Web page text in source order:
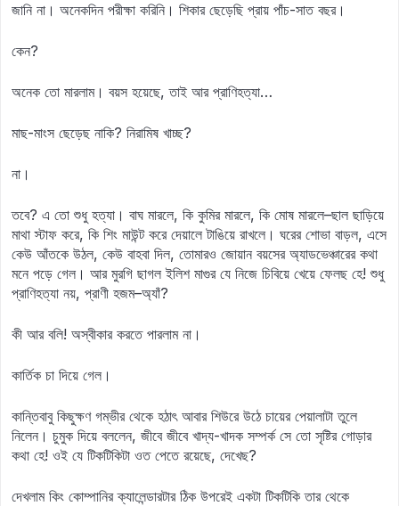
জানি না। অনেকদিন পরীক্ষা করিনি। শিকার ছেড়েছি প্রায় পাঁচ-সাত বছর।
কেন?
অনেক তো মারলাম। বয়স হয়েছে, তাই আর প্রাণিহত্যা…
মাছ-মাংস ছেড়েছ নাকি? নিরামিষ খাচ্ছ?
না।
তবে? এ তো শুধু হত্যা। বাঘ মারলে, কি কুমির মারলে, কি মোষ মারলে–ছাল ছাড়িয়ে
মাথা স্টাফ করে, কি শিং মাউন্ট করে দেয়ালে টাঙিয়ে রাখলে। ঘরের শোভা বাড়ল, এসে
কেউ আঁতকে উঠল, কেউ বাহবা দিল, তোমারও জোয়ান বয়সের অ্যাডভেঞ্চারের কথা
মনে পড়ে গেল। আর মুরগি ছাগল ইলিশ মাগুর যে নিজে চিবিয়ে খেয়ে ফেলছ হে! শুধু
প্রাণিহত্যা নয়, প্রাণী হজম–অ্যাঁ?
কী আর বলি! অস্বীকার করতে পারলাম না।
কার্তিক চা দিয়ে গেল।
কান্তিবাবু কিছুক্ষণ গম্ভীর থেকে হঠাৎ আবার শিউরে উঠে চায়ের পেয়ালাটা তুলে
নিলেন। চুমুক দিয়ে বললেন, জীবে জীবে খাদ্য-খাদক সম্পর্ক সে তো সৃষ্টির গোড়ার
কথা হে! ওই যে টিকটিকিটা ওত পেতে রয়েছে, দেখেছ?
দেখলাম কিং কোম্পানির ক্যালেন্ডারটার ঠিক উপরেই একটা টিকটিকি তার থেকে